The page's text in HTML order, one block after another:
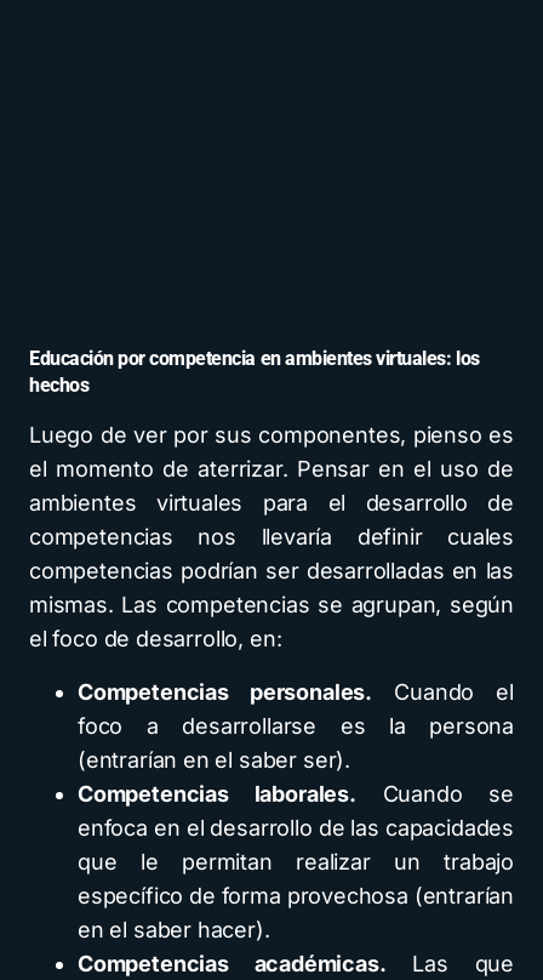
Educación por competencia en ambientes virtuales: los
hechos
Luego de ver por sus componentes, pienso es
el momento de aterrizar. Pensar en el uso de
ambientes virtuales para el desarrollo de
competencias nos llevaría definir cuales
competencias podrían ser desarrolladas en las
mismas. Las competencias se agrupan, según
el foco de desarrollo, en:
Competencias personales. Cuando el
foco a desarrollarse es la persona
(entrarían en el saber ser).
Competencias laborales. Cuando se
enfoca en el desarrollo de las capacidades
que le permitan realizar un trabajo
específico de forma provechosa (entrarían
en el saber hacer).
Competencias académicas. Las que